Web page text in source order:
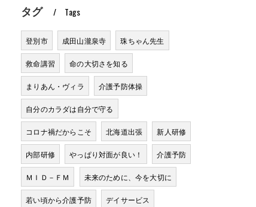
タグ Tags
登別市 成田山瀧泉寺 珠ちゃん先生
救命講習 命の大切さを知る
まりあん・ヴィラ 介護予防体操
自分のカラダは自分で守る
コロナ禍だからこそ 北海道出張 新人研修
内部研修 やっぱり対面が良い！ 介護予防
ＭＩＤ－ＦＭ 未来のために、今を大切に
若い頃から介護予防 デイサービス